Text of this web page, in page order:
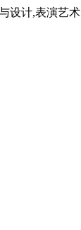
设计,表演艺术